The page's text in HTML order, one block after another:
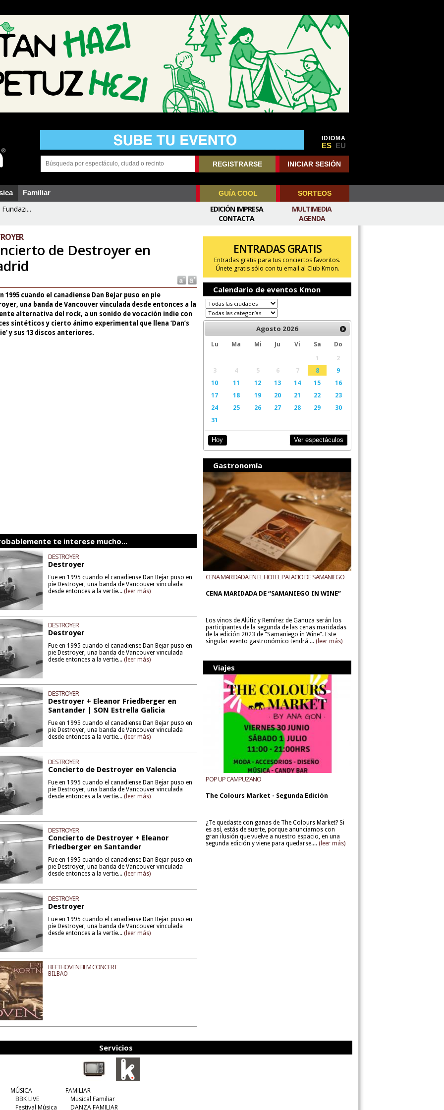
IDIOMA
ES EU
REGISTRARSE INICIAR SESIÓN
Familiar GUÍA COOL SORTEOS
MULTIMEDIA
AGENDA
EDICIÓN IMPRESA
CONTACTA
de Destroyer en
1995 cuando el canadiense Dan Bejar puso en pie
una banda de Vancouver vinculada desde entonces a la
alternativa del rock, a un sonido de vocación indie con
sintéticos y cierto ánimo experimental que llena ‘Dan’s
y sus 13 discos anteriores.
te interese mucho...
DESTROYER
Destroyer
Fue en 1995 cuando el canadiense Dan Bejar puso en
pie Destroyer, una banda de Vancouver vinculada
desde entonces a la vertie...(leer más)
DESTROYER
Destroyer
Fue en 1995 cuando el canadiense Dan Bejar puso en
pie Destroyer, una banda de Vancouver vinculada
desde entonces a la vertie...(leer más)
DESTROYER
Destroyer + Eleanor Friedberger en
Santander | SON Estrella Galicia
Fue en 1995 cuando el canadiense Dan Bejar puso en
pie Destroyer, una banda de Vancouver vinculada
desde entonces a la vertie...(leer más)
DESTROYER
Concierto de Destroyer en Valencia
Fue en 1995 cuando el canadiense Dan Bejar puso en
pie Destroyer, una banda de Vancouver vinculada
desde entonces a la vertie...(leer más)
DESTROYER
Concierto de Destroyer + Eleanor
Friedberger en Santander
Fue en 1995 cuando el canadiense Dan Bejar puso en
pie Destroyer, una banda de Vancouver vinculada
desde entonces a la vertie...(leer más)
DESTROYER
Destroyer
Fue en 1995 cuando el canadiense Dan Bejar puso en
pie Destroyer, una banda de Vancouver vinculada
desde entonces a la vertie...(leer más)
BEETHOVEN FILM CONCERT
BILBAO
ENTRADAS GRATIS
Entradas gratis para tus conciertos favoritos.
Únete gratis sólo con tu email al Club Kmon.
Calendario de eventos Kmon
Agosto 2026
Lu Ma Mi Ju Vi Sa
Do
1
2
3
4 5 6 7 8
9
10
11 12 13 14 15
16
17
18 19 20 21 22
23
24
25 26 27 28 29
30
31
Hoy Ver espectáculos
Gastronomía
CENA MARIDADA EN EL HOTEL PALACIO DE SAMANIEGO
CENA MARIDADA DE “SAMANIEGO IN WINE”
Los vinos de Alútiz y Remírez de Ganuza serán los
participantes de la segunda de las cenas maridadas
de la edición 2023 de "Samaniego in Wine". Este
singular evento gastronómico tendrá ... (leer más)
Viajes
POP UP CAMPUZANO
The Colours Market - Segunda Edición
¿Te quedaste con ganas de The Colours Market? Si
es así, estás de suerte, porque anunciamos con
gran ilusión que vuelve a nuestro espacio, en una
segunda edición y viene para quedarse.... (leer más)
Servicios
MÚSICA
BBK LIVE
Festival Música
FAMILIAR
Musical Familiar
DANZA FAMILIAR